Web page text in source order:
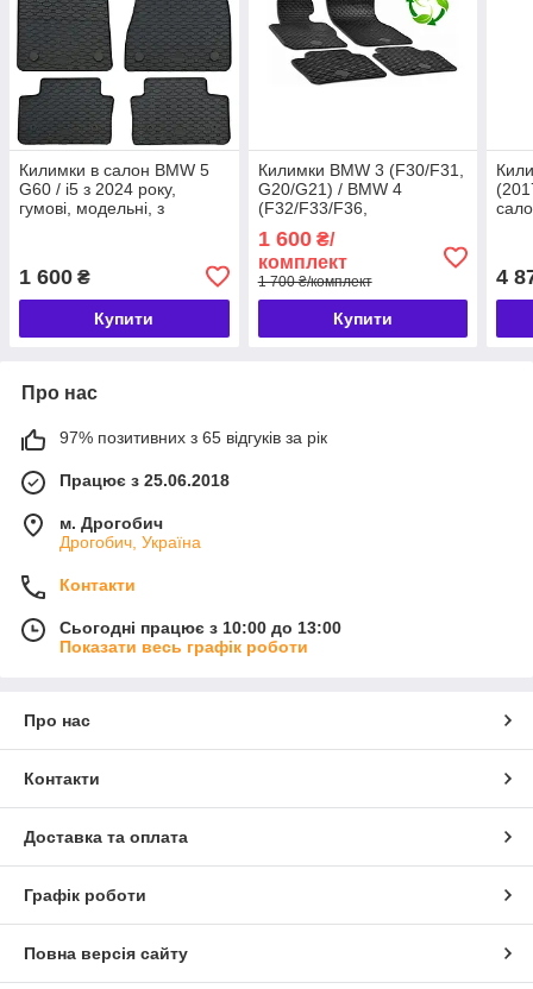
Килимки в салон BMW 5
G60 / i5 з 2024 року,
гумові, модельні, з
1 600 ₴
Купити
Килимки BMW 3 (F30/F31,
G20/G21) / BMW 4
(F32/F33/F36,
гумові (TPE), 4 шт.,
Gumarny Zubri Чехія
(P218394FL)
1 600₴/
комплект
1 700 ₴/комплект
Купити
4
Про нас
97% позитивних з 65 відгуків за рік
Працює з 25.06.2018
м. Дрогобич
Дрогобич, Україна
Контакти
Сьогодні працює з 10:00 до 13:00
Показати весь графік роботи
Про нас
Контакти
Доставка та оплата
Графік роботи
Повна версія сайту